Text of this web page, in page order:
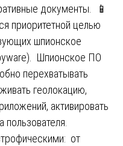
документы. 📱
приоритетной целью
шпионское
Шпионское ПО
перехватывать
геолокацию,
активировать
от